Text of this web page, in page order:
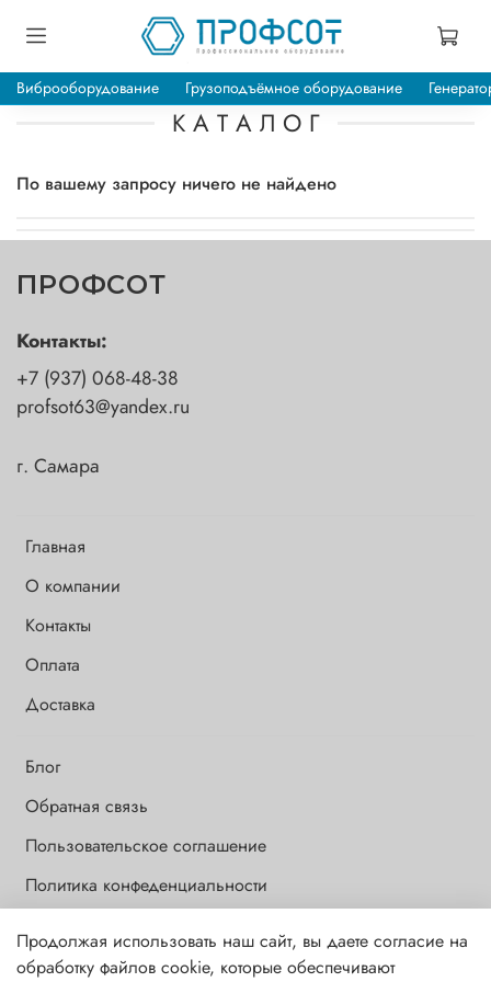
Виброоборудование Грузоподъёмное оборудование
По вашему запросу ничего не найдено
К А Т А Л О Г
ПРОФСОТ
Главная
О компании
Контакты
Оплата
Доставка
Блог
Обратная связь
Пользовательское соглашение
Политика конфеденциальности
Контакты:
+7 (937) 068-48-38
profsot63@yandex.ru
г. Самара
Обращаем Ваше внимание на то, что данный интернет-сайт носит
Продолжая использовать наш сайт, вы даете согласие на
обработку файлов cookie, которые обеспечивают